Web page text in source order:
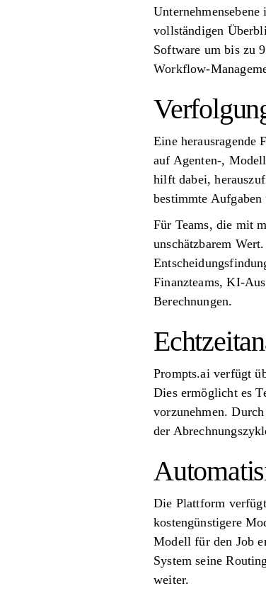
vollständigen
Software um bis zu
Workflow-
Eine
auf Agenten-,
hilft dabei,
bestimmte
Für Teams, die mit
unschätzbarem
Finanzteams, KI-
Berechnungen.
Prompts.ai verfügt
Dies ermöglicht es
vorzunehmen.
der
Die Plattform
kostengünstigere
Modell für den Job
System seine
weiter.